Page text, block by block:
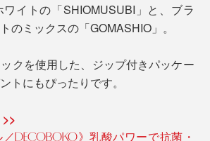
イトの「SHIOMUSUBI」と、ブラ
のミックスの「GOMASHIO」。
クを使用した、ジップ付きパッケー
トにもぴったりです。
／DECOBOKO》乳酸パワーで抗菌・